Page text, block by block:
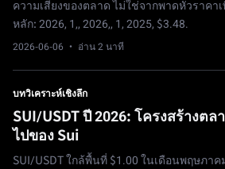
ความเสี่ยงของตลาด ไม่ใช่จากพาดหัวราคาเ
หลัก: 2026, 1,, 2026,, 1, 2025, $3.48.
2026-06-06 · อ่าน 2 นาที
บทวิเคราะห์เชิงลึก
SUI/USDT ปี 2026: โครงสร้างตล
ไปของ Sui
SUI/USDT ใกล้พื้นที่ $1.00 ในเดือนพฤษภาค